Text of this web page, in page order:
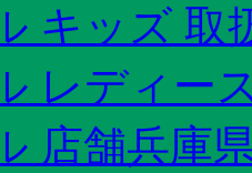
キッズ 取
レディー
店舗兵庫